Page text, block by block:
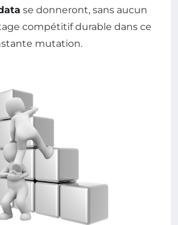
se donneront, sans aucun
compétitif durable dans ce
mutation.